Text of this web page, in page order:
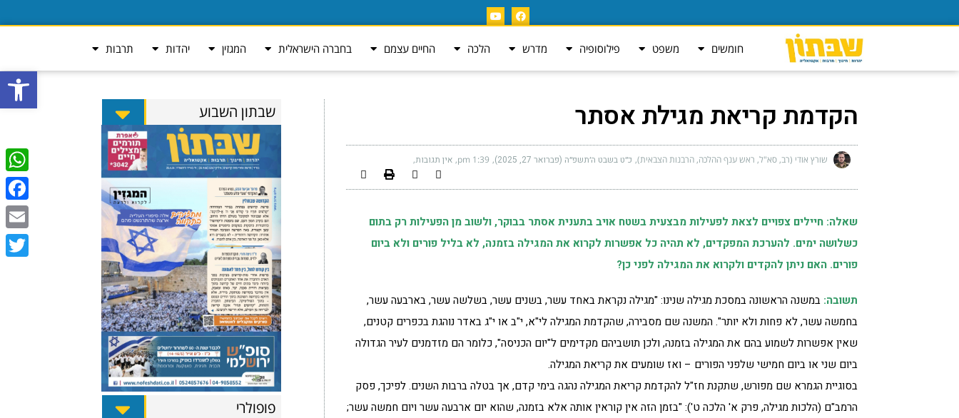
פתח
חומשים משפט פילוסופיה מדרש הלכה החיים עצמם בחברה הישראלית המגזין יהדות תרבות
הקדמת קריאת מגילת אסתר
שורץ אודי (רב, סא"ל, ראש ענף ההלכה, הרבנות הצבאית) כ״ט בשבט ה׳תשפ״ה (פברואר 27, 2025) 1:39 pm אין תגובות
שאלה: חיילים צפויים לצאת לפעילות מבצעית בשטח אויב בתענית אסתר בבוקר, ולשוב מן הפעילות רק בתום
כשלושה ימים. להערכת המפקדים, לא תהיה כל אפשרות לקרוא את המגילה בזמנה, לא בליל פורים ולא ביום
פורים. האם ניתן להקדים ולקרוא את המגילה לפני כן?
תשובה: במשנה הראשונה במסכת מגילה שנינו: "מגילה נקראת באחד עשר, בשנים עשר, בשלשה עשר, בארבעה עשר,
בחמשה עשר, לא פחות ולא יותר". המשנה שם מסבירה, שהקדמת המגילה לי"א, י"ב או י"ג באדר נוהגת בכפרים קטנים,
שאין אפשרות לשמוע בהם את המגילה בזמנה, ולכן תושביהם מקדימים ל"יום הכניסה", כלומר הם מזדמנים לעיר הגדולה
ביום שני או ביום חמישי שלפני הפורים – ואז שומעים את קריאת המגילה.
בסוגיית הגמרא שם מפורש, שתקנת חז"ל להקדמת קריאת המגילה נהגה בימי קדם, אך בטלה ברבות השנים. לפיכך, פסק
הרמב"ם (הלכות מגילה, פרק א' הלכה ט'): "בזמן הזה אין קוראין אותה אלא בזמנה, שהוא יום ארבעה עשר ויום חמשה עשר;
שבתון השבוע
פופולרי
Email